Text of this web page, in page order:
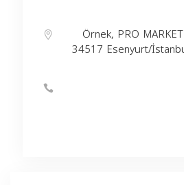
Örnek, PRO MARKET برو ماركت، يني كينت,
34517 Esenyurt/İstanbul, Turkey, Esenyurt,